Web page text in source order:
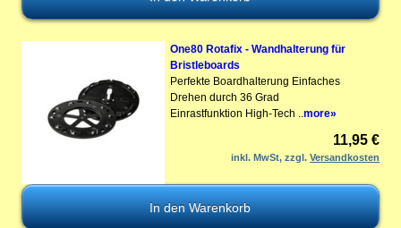
One80 Rotafix - Wandhalterung für
Bristleboards
Perfekte Boardhalterung Einfaches
Drehen durch 36 Grad
Einrastfunktion High-Tech ..more»
11,95 €
inkl. MwSt, zzgl.Versandkosten